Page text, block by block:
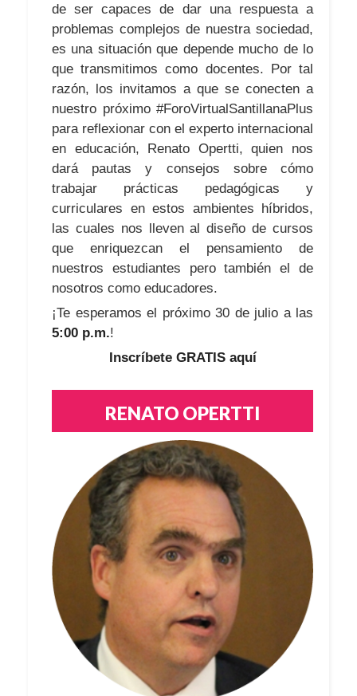
de ser capaces de dar una respuesta a
problemas complejos de nuestra sociedad,
es una situación que depende mucho de lo
que transmitimos como docentes. Por tal
razón, los invitamos a que se conecten a
nuestro próximo #ForoVirtualSantillanaPlus
para reflexionar con el experto internacional
en educación, Renato Opertti, quien nos
dará pautas y consejos sobre cómo
trabajar prácticas pedagógicas y
curriculares en estos ambientes híbridos,
las cuales nos lleven al diseño de cursos
que enriquezcan el pensamiento de
nuestros estudiantes pero también el de
nosotros como educadores.
¡Te esperamos el próximo 30 de julio a las
5:00 p.m.!
Inscríbete GRATIS aquí
RENATO OPERTTI